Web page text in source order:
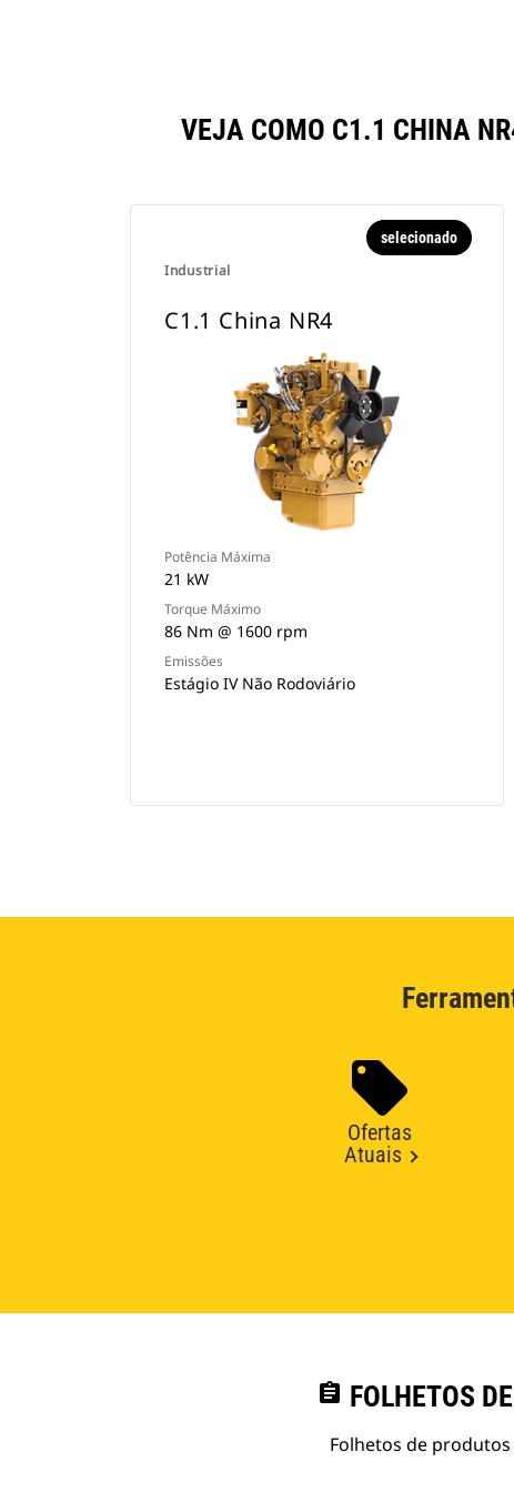
VEJA COMO C1.1 CHINA
Industrial
selecionado
C1.1 China NR4
Potência Máxima
21 kW
Torque Máximo
86 Nm @ 1600 rpm
Emissões
Estágio IV Não Rodoviário
Ofertas
Atuais
assignment FOLHETOS
Folhetos de